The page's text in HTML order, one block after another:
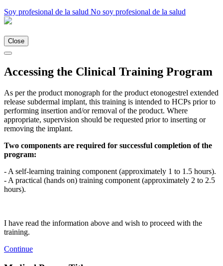
Soy profesional de la salud No soy profesional de la salud
Close
Accessing the Clinical Training Program
As per the product monograph for the product etonogestrel extended
release subdermal implant, this training is intended to HCPs prior to
performing insertion and/or removal of the product. Where
appropriate, supervision should be requested prior to inserting or
removing the implant.
Two components are required for successful completion of the
program:
- A self-learning training component (approximately 1 to 1.5 hours).
- A practical (hands on) training component (approximately 2 to 2.5
hours).
I have read the information above and wish to proceed with the
training.
Continue